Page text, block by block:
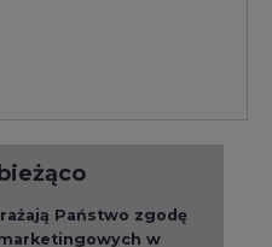
Państwo zgodę
w